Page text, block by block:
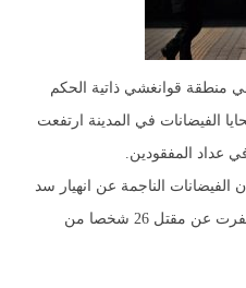
منطقة قوانغشي ذاتية الحكم
الفيضانات في المدينة ارتفعت
الناجمة عن انهيار سد
خزان ليولان في محافظة هنغتشو أسفرت عن مقتل 26 شخصا من